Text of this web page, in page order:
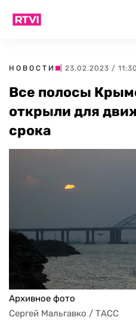
НОВОСТИ | 23.02.2023 / 11:30
Все полосы
открыли для
срока
Архивное фото
Сергей Мальгавко / ТАСС